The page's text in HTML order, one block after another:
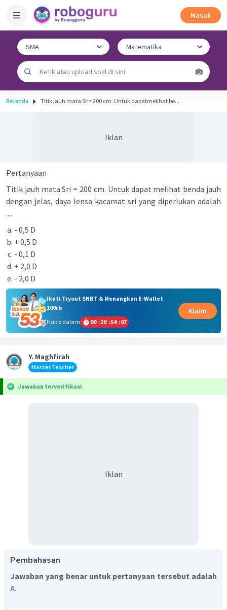
Masuk
Beranda Titik jauh mata Sri= 200 cm. Untuk dapatmelihat be...
Iklan
Pertanyaan
Titik jauh mata Sri = 200 cm. Untuk dapat melihat benda jauh
dengan jelas, daya lensa kacamat sri yang diperlukan adalah
....
- 0,5 D
+ 0,5 D
- 0,1 D
+ 2,0 D
- 2,0 D
Ikuti Tryout SNBT & Menangkan E-Wallet
100rb
Habis dalam
00 :20 :54 :06
Klaim
Y. Maghfirah
Master Teacher
Jawaban terverifikasi
Iklan
Pembahasan
Jawaban yang benar untuk pertanyaan tersebut adalah
A.